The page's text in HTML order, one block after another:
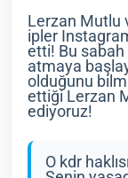
Lerzan Mutlu
ipler
etti! Bu sabah
atmaya
olduğunu
ettiği Lerzan
ediyoruz!
O kdr